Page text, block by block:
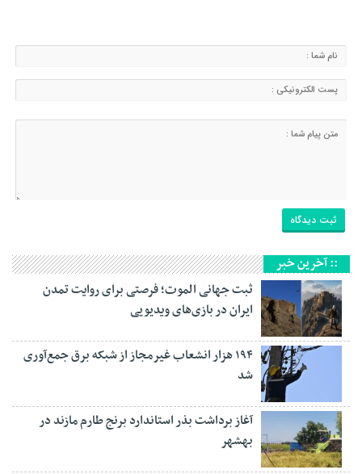
:: آخرین خبر
ثبت جهانی الموت؛ فرصتی برای روایت تمدن
ایران در بازی‌های ویدیویی
۱۹۴ هزار انشعاب غیرمجاز از شبکه برق جمع‌آوری
شد
آغاز برداشت بذر استاندارد برنج طارم مازند در
بهشهر